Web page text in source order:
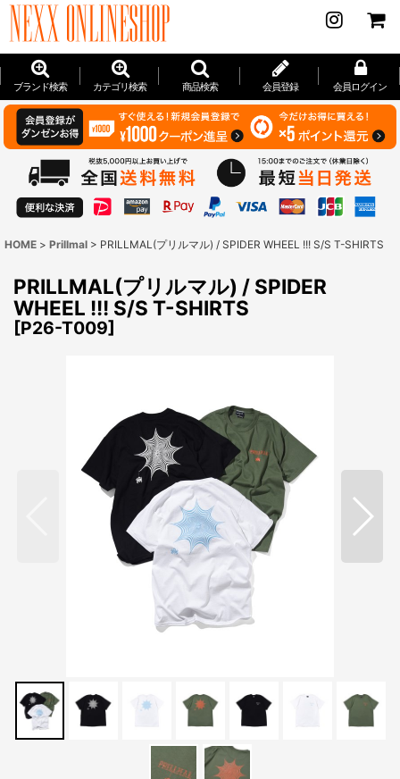
ブランド検索 カテゴリ検索 商品検索 会員登録 会員ログイン
HOME > Prillmal > PRILLMAL(プリルマル) / SPIDER WHEEL !!! S/S T-SHIRTS
PRILLMAL(プリルマル) / SPIDER
WHEEL !!! S/S T-SHIRTS
[P26-T009]